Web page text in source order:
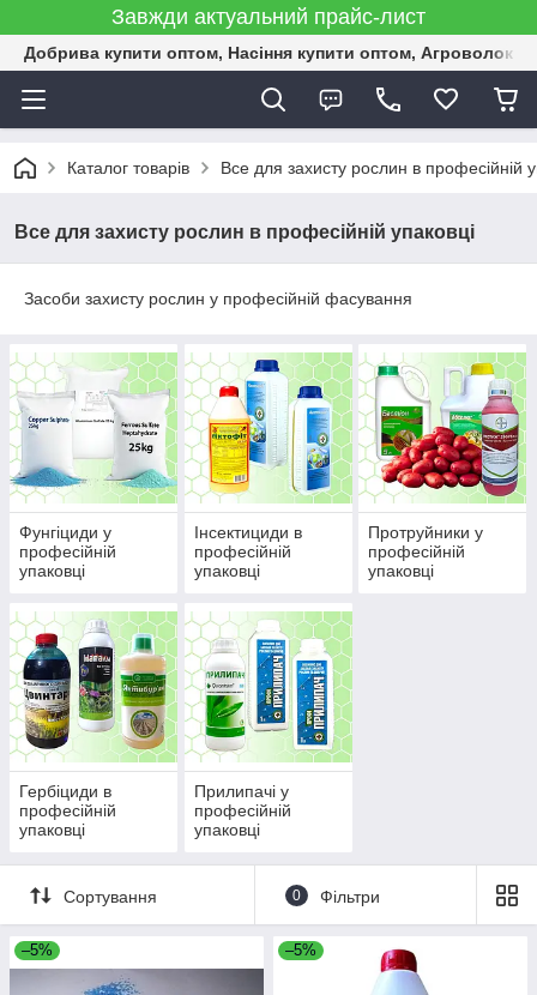
Завжди актуальний прайс-лист
Добрива купити оптом, Насіння купити оптом,
Каталог товарів Все для захисту рослин в професійній
Все для захисту рослин в професійній упаковці
Засоби захисту рослин у професійній фасування
Фунгіциди у
професійній
упаковці
Інсектициди в
професійній
упаковці
Протруйники у
професійній
упаковці
Гербіциди в
професійній
упаковці
Прилипачі у
професійній
упаковці
Сортування 0 Фільтри
–5% –5%